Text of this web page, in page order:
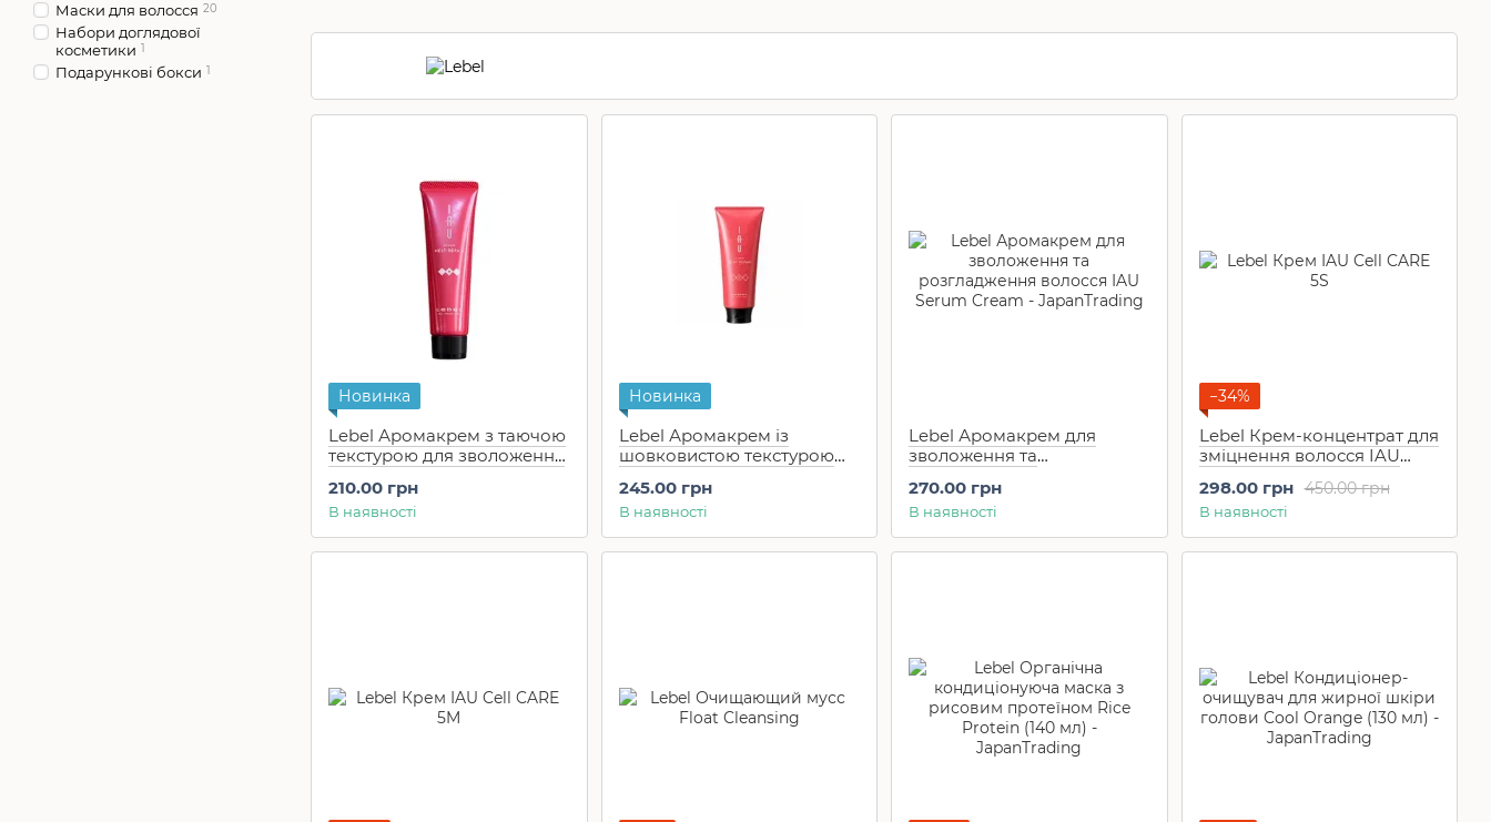
NMN
Новинка
Lebel Аромакрем з таючою
текстурою для зволоження
Melt Repair 30 мл
210.00 грн
В наявності
Новинка
Lebel Аромакрем із
шовковистою текстурою
Infinity Aurum Silky Repair
(30 мл)
245.00 грн
В наявності
Lebel Аромакрем для
зволоження та
Serum Cream 30 мл
270.00 грн
В наявності
−34%
Lebel Крем-концентрат для
зміцнення волосся IAU
(40 мл)
450.00 грн
298.00 грн
В наявності
Маски для волосся 20
Набори доглядової
косметики 1
Подарункові бокси 1